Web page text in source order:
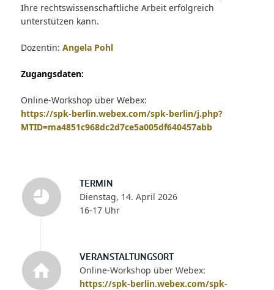
TERMIN
Dienstag, 14. April 2026
16-17 Uhr
VERANSTALTUNGSORT
Online-Workshop über Webex:
https://spk-berlin.webex.com/spk-
Ihre rechtswissenschaftliche Arbeit erfolgreich
unterstützen kann.
Dozentin: Angela Pohl
Zugangsdaten:
Online-Workshop über Webex:
https://spk-berlin.webex.com/spk-berlin/j.php?
MTID=ma4851c968dc2d7ce5a005df640457abb